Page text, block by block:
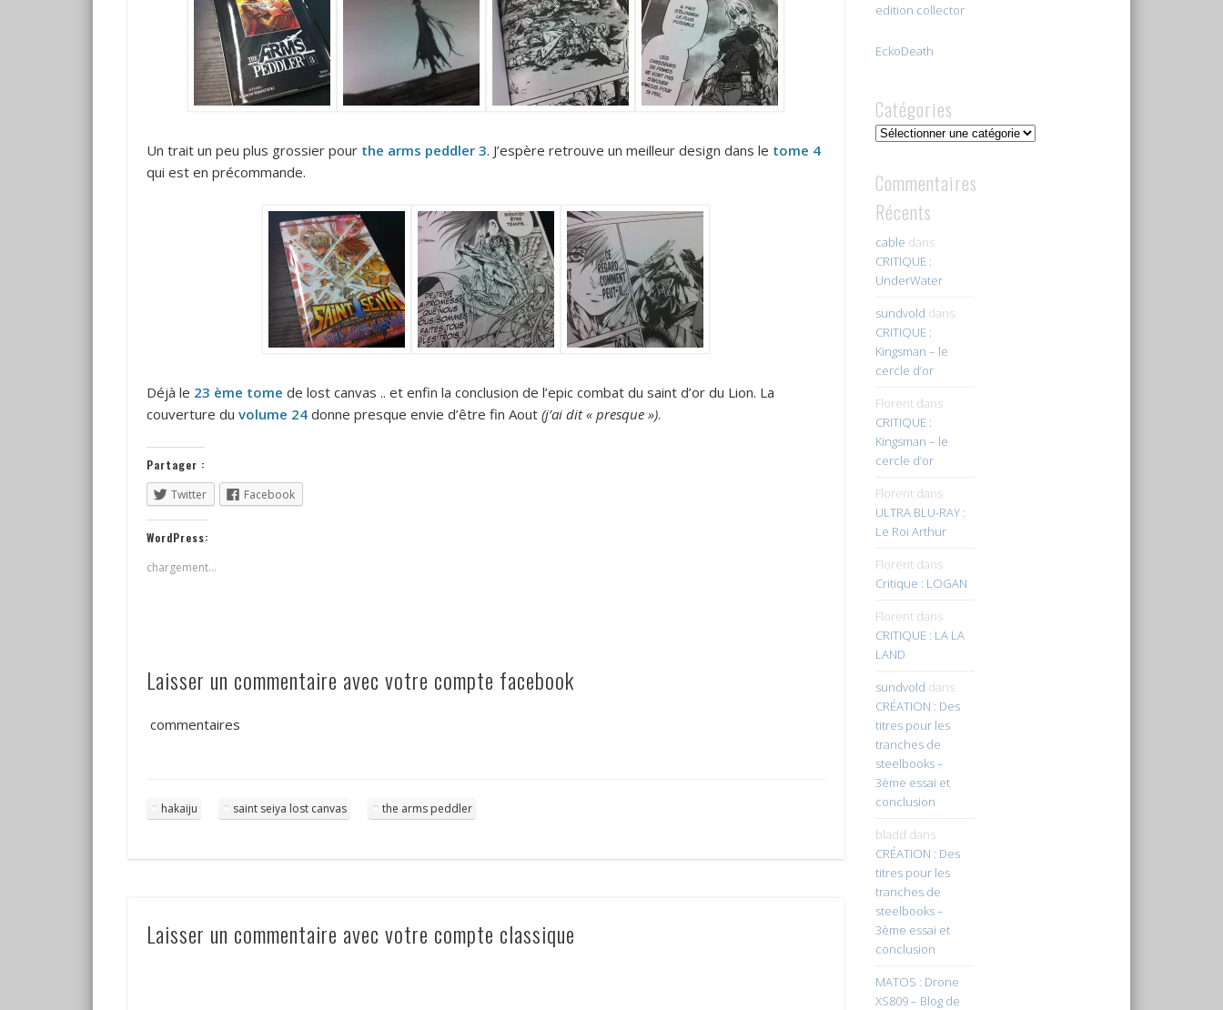
Un trait un peu plus grossier pour the arms peddler 3. J’espère retrouve un meilleur design dans le tome 4
qui est en précommande.
Déjà le 23 ème tome de lost canvas .. et enfin la conclusion de l’epic combat du saint d’or du Lion. La
couverture du volume 24donne presque envie d’être fin Aout (j’ai dit « presque »).
Partager :
Twitter
Facebook
WordPress:
chargement…
Laisser un commentaire avec votre compte facebook
commentaires
hakaiju saint seiya lost canvas the arms peddler
Laisser un commentaire avec votre compte classique
edition collector
EckoDeath
Catégories
Catégories
Commentaires
Récents
cable dans
CRITIQUE :
UnderWater
sundvold dans
CRITIQUE :
Kingsman – le
cercle d’or
Florentdans
CRITIQUE :
Kingsman – le
cercle d’or
Florentdans
ULTRA BLU-RAY :
Le Roi Arthur
Florentdans
Critique : LOGAN
Florentdans
CRITIQUE : LA LA
LAND
sundvold dans
CRÉATION : Des
titres pour les
tranches de
steelbooks –
3ème essai et
conclusion
bladd dans
CRÉATION : Des
titres pour les
tranches de
steelbooks –
3ème essai et
conclusion
MATOS : Drone
XS809 – Blog de